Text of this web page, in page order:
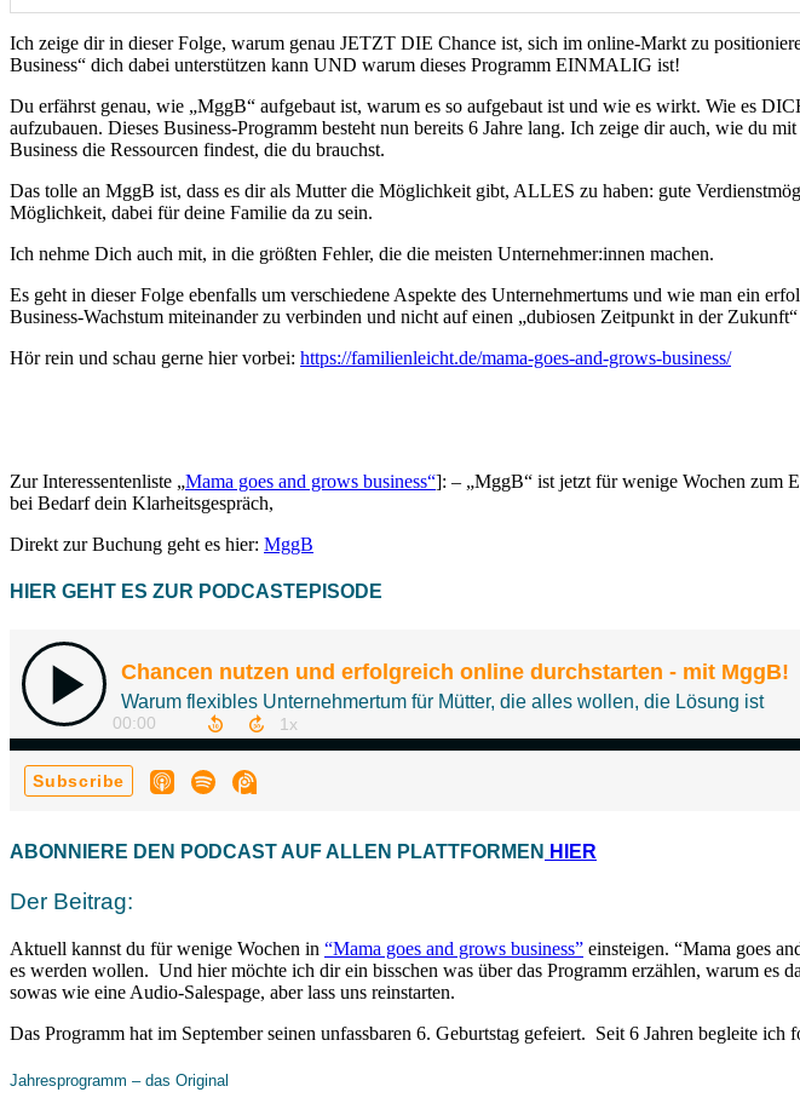
Ich zeige dir in dieser Folge, warum genau JETZT DIE Chance ist, sich im online-Markt zu
Business“ dich dabei unterstützen kann UND warum dieses Programm EINMALIG ist!
Du erfährst genau, wie „MggB“ aufgebaut ist, warum es so aufgebaut ist und wie es wirkt. Wie es
aufzubauen. Dieses Business-Programm besteht nun bereits 6 Jahre lang. Ich zeige dir auch, wie
Business die Ressourcen findest, die du brauchst.
Das tolle an MggB ist, dass es dir als Mutter die Möglichkeit gibt, ALLES zu haben: gute
Möglichkeit, dabei für deine Familie da zu sein.
Ich nehme Dich auch mit, in die größten Fehler, die die meisten Unternehmer:innen machen.
Es geht in dieser Folge ebenfalls um verschiedene Aspekte des Unternehmertums und wie man ein
Business-Wachstum miteinander zu verbinden und nicht auf einen „dubiosen Zeitpunkt in der
Hör rein und schau gerne hier vorbei: https://familienleicht.de/mama-goes-and-grows-business/
Zur Interessentenliste „Mama goes and grows business“]: – „MggB“ ist jetzt für wenige Wochen zum
bei Bedarf dein Klarheitsgespräch,
Direkt zur Buchung geht es hier: MggB
HIER GEHT ES ZUR PODCASTEPISODE
ABONNIERE DEN PODCAST AUF ALLEN PLATTFORMEN HIER
Der Beitrag:
Aktuell kannst du für wenige Wochen in “Mama goes and grows business” einsteigen. “Mama goes
es werden wollen. Und hier möchte ich dir ein bisschen was über das Programm erzählen, warum es
sowas wie eine Audio-Salespage, aber lass uns reinstarten.
Das Programm hat im September seinen unfassbaren 6. Geburtstag gefeiert. Seit 6 Jahren begleite
Jahresprogramm – das Original